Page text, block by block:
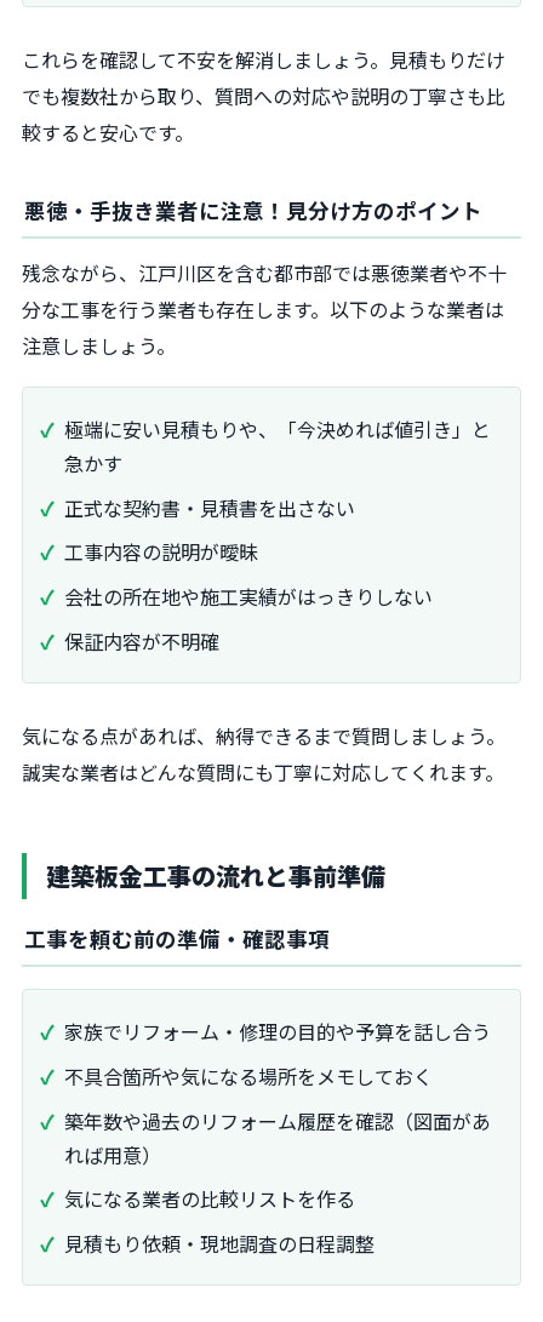
これらを確認して不安を解消しましょう。見積もりだけ
でも複数社から取り、質問への対応や説明の丁寧さも比
較すると安心です。
悪徳・手抜き業者に注意！見分け方のポイント
残念ながら、江戸川区を含む都市部では悪徳業者や不十
分な工事を行う業者も存在します。以下のような業者は
注意しましょう。
極端に安い見積もりや、「今決めれば値引き」と
急かす
正式な契約書・見積書を出さない
工事内容の説明が曖昧
会社の所在地や施工実績がはっきりしない
保証内容が不明確
気になる点があれば、納得できるまで質問しましょう。
誠実な業者はどんな質問にも丁寧に対応してくれます。
建築板金工事の流れと事前準備
工事を頼む前の準備・確認事項
家族でリフォーム・修理の目的や予算を話し合う
不具合箇所や気になる場所をメモしておく
築年数や過去のリフォーム履歴を確認（図面があ
れば用意）
気になる業者の比較リストを作る
見積もり依頼・現地調査の日程調整